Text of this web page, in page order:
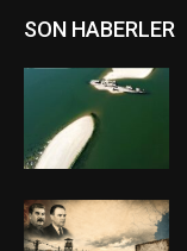
SON HABERLER